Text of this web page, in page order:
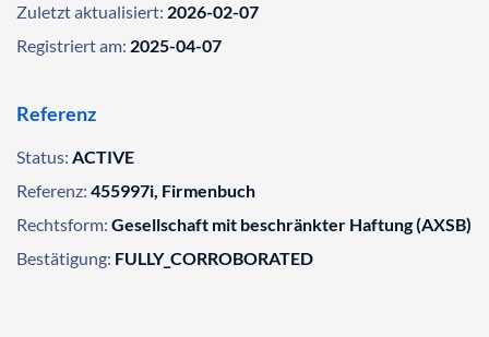
Zuletzt aktualisiert: 2026-02-07
Registriert am: 2025-04-07
Referenz
Status: ACTIVE
Referenz: 455997i, Firmenbuch
Rechtsform: Gesellschaft mit beschränkter Haftung (AXSB)
Bestätigung: FULLY_CORROBORATED